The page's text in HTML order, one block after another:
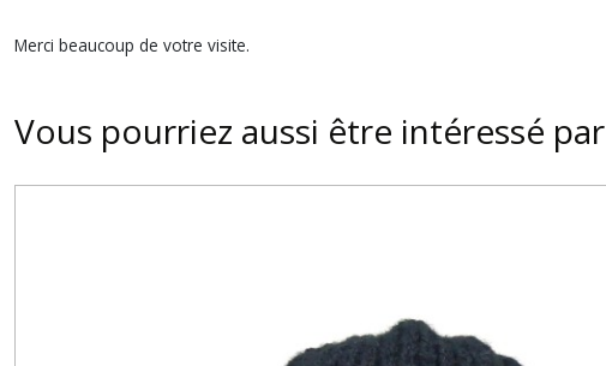
Merci beaucoup de votre visite.
Vous pourriez aussi être intéressé par